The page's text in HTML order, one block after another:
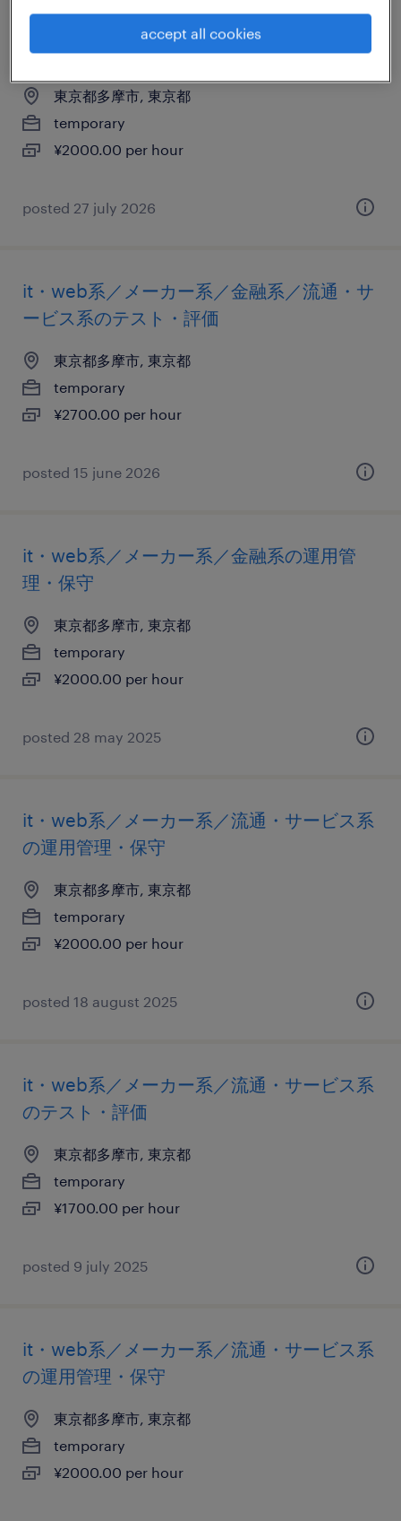
it・web系／メーカー系／流通・サービス系
の運用管理・保守
東京都多摩市, 東京都
temporary
¥2000.00 per hour
posted 27 july 2026
it・web系／メーカー系／金融系／流通・サ
ービス系のテスト・評価
東京都多摩市, 東京都
temporary
¥2700.00 per hour
posted 15 june 2026
it・web系／メーカー系／金融系の運用管
理・保守
東京都多摩市, 東京都
temporary
¥2000.00 per hour
posted 28 may 2025
it・web系／メーカー系／流通・サービス系
の運用管理・保守
東京都多摩市, 東京都
temporary
¥2000.00 per hour
posted 18 august 2025
it・web系／メーカー系／流通・サービス系
のテスト・評価
東京都多摩市, 東京都
temporary
¥1700.00 per hour
posted 9 july 2025
it・web系／メーカー系／流通・サービス系
の運用管理・保守
東京都多摩市, 東京都
temporary
¥2000.00 per hour
accept all cookies